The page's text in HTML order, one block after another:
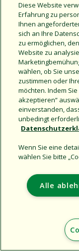
Copyright © 2026
Diese Website
Erfahrung zu
Ihnen
sich an Ihre
zu ermöglichen,
Website zu
wählen, ob Sie
zustimmen oder
möchten. Indem
akzeptieren“
einverstanden,
unbedingt
Wenn Sie eine
wählen Sie bitte
Alle